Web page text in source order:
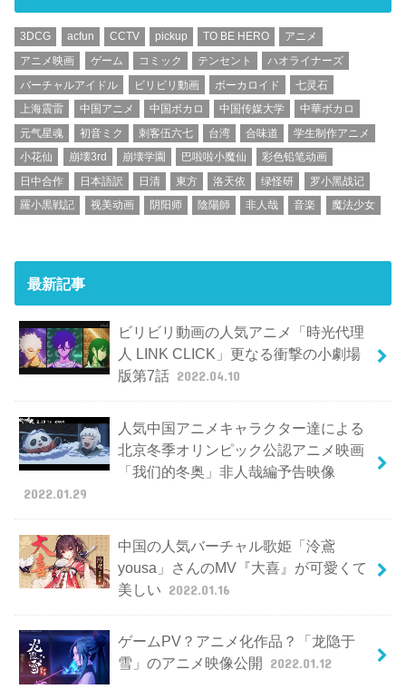
3DCG acfun CCTV pickup TO BE HERO
アニメ
アニメ映画
ゲーム コミック テンセント
ハオライナーズ
バーチャルアイドル
ビリビリ動画 ボーカロイド
七灵石
上海震雷
中国アニメ 中国ボカロ 中国传媒大学
中華ボカロ
元气星魂
初音ミク 刺客伍六七 台湾 合味道
学生制作アニメ
小花仙
崩壊3rd 崩壊学園 巴啦啦小魔仙
彩色铅笔动画
日中合作
日本語訳 日清 東方 洛天依 绿怪研
罗小黑战记
羅小黒戦記
视美动画 阴阳师 陰陽師 非人哉 音楽 魔法少女
最新記事
ビリビリ動画の人気アニメ「時光代理
人 LINK CLICK」更なる衝撃の小劇場
版第7話 2022.04.10
人気中国アニメキャラクター達による
北京冬季オリンピック公認アニメ映画
「我们的冬奥」非人哉編予告映像
2022.01.29
中国の人気バーチャル歌姫「泠鳶
yousa」さんのMV『大喜』が可愛くて
美しい 2022.01.16
ゲームPV？アニメ化作品？「龙隐于
雪」のアニメ映像公開
2022.01.12